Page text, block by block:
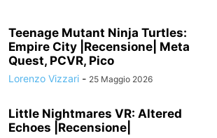
Teenage Mutant Ninja Turtles:
Empire City |Recensione| Meta
Quest, PCVR, Pico
Lorenzo Vizzari - 25 Maggio 2026
Little Nightmares VR: Altered
Echoes |Recensione|